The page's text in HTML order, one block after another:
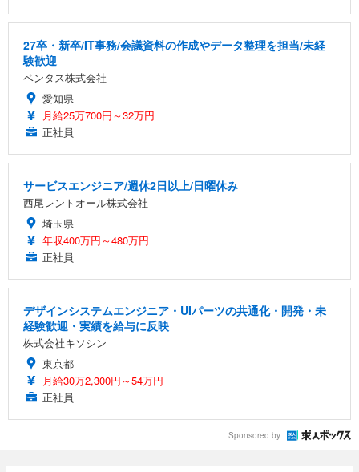
27卒・新卒/IT事務/会議資料の作成やデータ整理を担当/未経
験歓迎
ベンタス株式会社
愛知県
月給25万700円～32万円
正社員
サービスエンジニア/週休2日以上/日曜休み
西尾レントオール株式会社
埼玉県
年収400万円～480万円
正社員
デザインシステムエンジニア・UIパーツの共通化・開発・未
経験歓迎・実績を給与に反映
株式会社キソシン
東京都
月給30万2,300円～54万円
正社員
Sponsored by